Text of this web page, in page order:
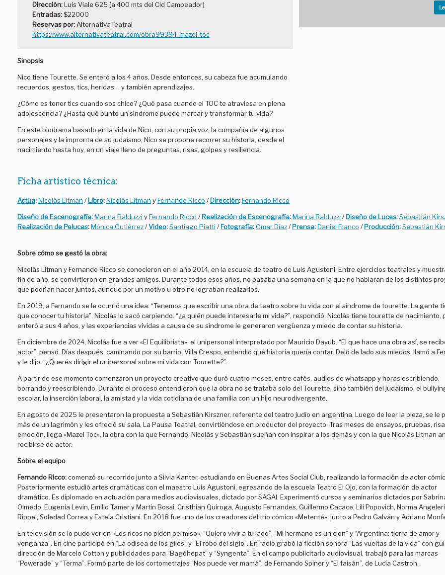
Dirección:Luis Viale 625 (a 400 mts del Cid Campeador)
Entradas:$22000
Reservas por: AlternativaTeatral
https://www.alternativateatral.com/obra99394-mazel-toc
Sinopsis
Nico tiene Tourette. Se enteró a los 4 años. Desde entonces, su cabeza fue acumulando
recuerdos, gestos, tics, heridas… y también aprendizajes.
¿Cómo es tener tics cuando sos chico? ¿Qué pasa cuando el TOC te atraviesa en plena
adolescencia? ¿Hasta qué punto un síndrome puede marcar y transformar tu vida?
En este biodrama basado en la vida de Nico, con su propia voz, la compañía de algunos
personajes y la impronta de su judaísmo, Nico se propone recorrer su historia, desde el
nacimiento hasta hoy, en un viaje lleno de preguntas, risas, golpes y resiliencia.
Ficha artístico técnica:
Actúa:Nicolás Litman /Libro:Nicolás Litman yFernando Ricco /Dirección:Fernando Ricco
Diseño de Escenografía:Marina Balduzzi yFernando Ricco /Realización de Escenografía:Marina Balduzzi /Diseño de Luces:Sebastián
Realización de Pelucas:Mónica Gutiérrez/Video:Santiago Piatti /Fotografía:Omar Díaz/Prensa:Daniel Franco /Producción:Sebastián
Sobre cómo se gestó la obra:
Nicolás Litman y Fernando Ricco se conocieron en el año 2014, en la escuela de teatro de Luis Agustoni. Entre ejercicios teatrales y
fin de año, se convirtieron en grandes amigos. Durante todos esos años, no pasaba una semana en la que no hablaran de los distintos
que podrían hacer juntos, aunque por un motivo u otro no lograban realizarlos.
En 2019, a Fernando se le ocurrió una idea: “Tenemos que escribir una obra de teatro sobre tu vida con el síndrome de tourette. La gente
que conocer tu historia”. Nicolás lo sacó carpiendo. “¿a quién puede interesarle mi vida?”, respondió. Nicolás tiene tourette de nacimiento,
enteró a sus 4 años, y las experiencias vividas a causa de su síndrome le generaron vergüenza y miedo de contar su historia.
En diciembre de 2024, Nicolás fue a ver «El Equilibrista», el unipersonal interpretado por Mauricio Dayub. “El que hace una obra así, se
actor”, pensó. Días después, caminando por su barrio, Villa Crespo, entendió qué historia quería contar. Dejó de lado sus miedos, llamó a
y le dijo: “¿Querés dirigir el unipersonal sobre mi vida con Tourette?”.
A partir de ese momento comenzaron un proyecto creativo que duró cuatro meses, entre cafés, audios de whatsapp y horas escribiendo,
borrando y reescribiendo. Durante el proceso entendieron que la obra no se trataba solo del Tourette, sino también del judaísmo, el
escolar, la inserción laboral, la amistad y la vida cotidiana de una familia con un hijo neurodivergente.
En agosto de 2025 le presentaron la propuesta a Sebastián Kirszner, referente del teatro judío en argentina. Luego de leer la pieza, se le
más de un lagrimón y les ofreció su sala, La Pausa Teatral, convirtiéndose en productor del proyecto. Tras meses de ensayos, pruebas,
emoción, llega «Mazel Toc», la obra con la que Fernando, Nicolás y Sebastián sueñan con inspirar a los demás y con la que Nicolás Litman
recibirse de actor.
Sobre el equipo
Fernando Ricco:comenzó su recorrido junto a Silvia Kanter, estudiando en Buenas Artes Social Club, realizando la formación de actor
Posteriormente estudió artes dramáticas con el maestro Luis Agustoni, egresando de la escuela Teatro El Ojo, con la formación de actor
dramático. Es diplomado en actuación para medios audiovisuales, dictado por SAGAI. Experimentó cursos y seminarios dictados por
Olmedo, Eugenia Levin, Emilio Tamer y Martin Bossi, Cristhian Quiroga, Augusto Fernandes, Guillermo Cacace, Lili Popovich, Norma
Rippel, Soledad Correa y Estela Cristiani. En 2018 fue uno de los creadores del trío cómico «Metenté», junto a Pedro Galván y Adriano
En televisión se lo pudo ver en «Los ricos no piden permiso», “Quiero vivir a tu lado”, “Mi hermano es un clon” y “Argentina: tierra de amor y
venganza”. En cine participó en “La odisea de los giles” y “El robo del siglo”. En radio grabó la ficción sonora “Las vueltas de la vida” con
dirección de Marcelo Cotton y publicidades para “Bagóhepat” y “Syngenta”. En el campo publicitario audiovisual, trabajó para las marcas
“Powerade” y “Terma”. Formó parte de los cortometrajes “Nos puede ver mamá”, de Fernando Spiner y “El faisán”, de Lucía Castroh.